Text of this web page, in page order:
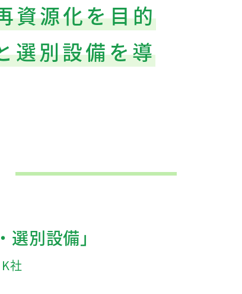
資源化を目的
選別設備を導
選別設備」
社